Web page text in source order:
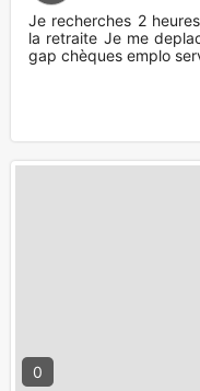
Je recherches 2
la retraite Je me
gap chèques emplo
0